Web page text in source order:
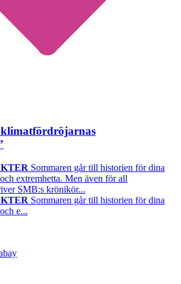
Sommaren går till historien för dina
extremhetta. Men även för all
SMB:s krönikör...
Sommaren går till historien för dina
e...